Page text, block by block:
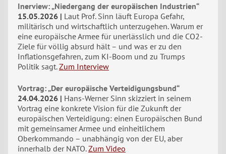
Inerview: „Niedergang der europäischen Industrien“
15.05.2026
Laut Prof. Sinn läuft Europa Gefahr,
militärisch und wirtschaftlich unterzugehen. Warum er
eine europäische Armee für unerlässlich und die CO2-
Ziele für völlig absurd hält – und was er zu den
Inflationsgefahren, zum KI-Boom und zu Trumps
Politik sagt. Zum Interview
Vortrag: „Der europäische Verteidigungsbund“
24.04.2026
Hans-Werner Sinn skizziert in seinem
Vortrag eine konkrete Vision für die Zukunft der
europäischen Verteidigung: einen Europäischen Bund
mit gemeinsamer Armee und einheitlichem
Oberkommando – unabhängig von der EU, aber
innerhalb der NATO. Zum Video